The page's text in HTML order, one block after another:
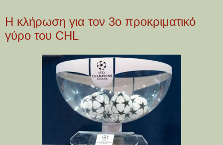
Η κλήρωση για τον 3ο προκριματικό
γύρο του CHL